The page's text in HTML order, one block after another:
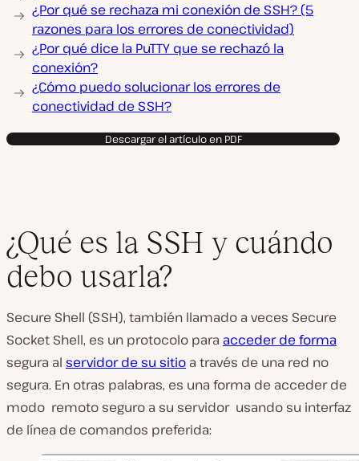
¿Por qué se rechaza mi conexión de SSH? (5
razones para los errores de conectividad)
¿Por qué dice la PuTTY que se rechazó la
conexión?
¿Cómo puedo solucionar los errores de
conectividad de SSH?
Descargar el artículo en PDF
¿Qué es la SSH y cuándo
debo usarla?
Secure Shell (SSH), también llamado a veces Secure
Socket Shell, es un protocolo para acceder de forma
segura al servidor de su sitio a través de una red no
segura. En otras palabras, es una forma de acceder de
modo remoto seguro a su servidor usando su interfaz
de línea de comandos preferida: